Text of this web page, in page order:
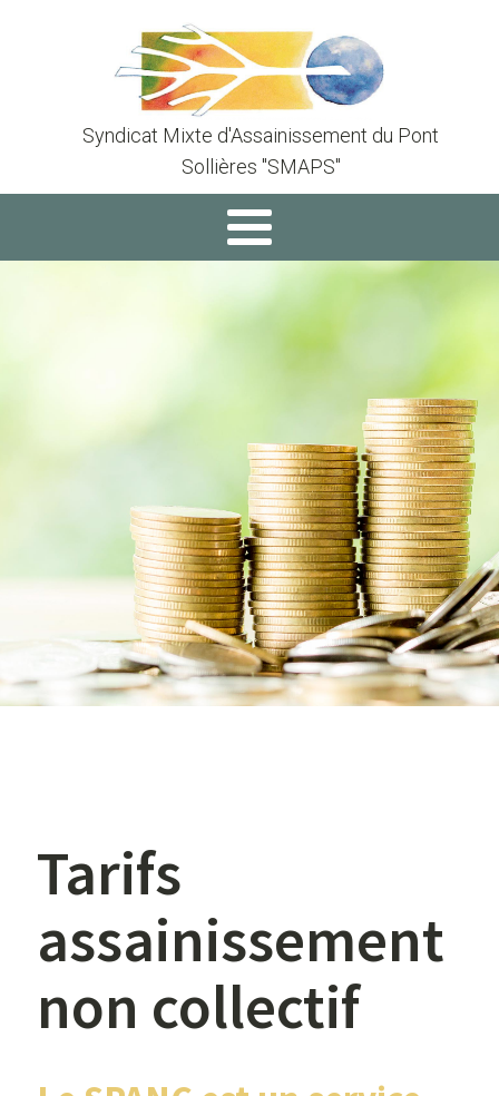
Syndicat Mixte d'Assainissement du Pont
Sollières "SMAPS"
Tarifs
assainissement
non collectif